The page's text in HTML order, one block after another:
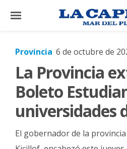
×
El
País
Mundo
La
Zona
Provincia 6 de octubre de
La Provincia
Boleto
universidades
El gobernador de la